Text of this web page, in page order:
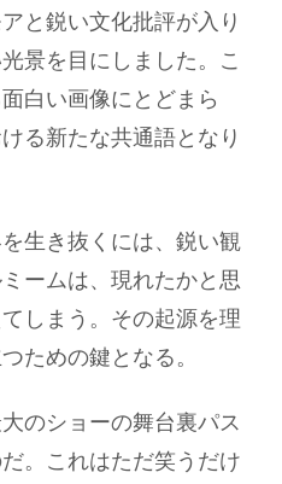
と鋭い文化批評が入り
景を目にしました。こ
白い画像にとどまら
る新たな共通語となり
生き抜くには、鋭い観
ームは、現れたかと思
しまう。その起源を理
ための鍵となる。
のショーの舞台裏パス
。これはただ笑うだけ